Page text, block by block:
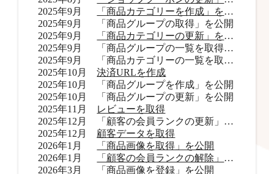
2025年9月
「商品カテゴリーを作成」を公開
2025年9月
「商品グループの取得」を公開
2025年9月
「商品カテゴリーの更新」を公開
2025年9月
「商品グループの一覧を取得」をアップデート
2025年9月
「商品カテゴリーの一覧を取得」をアップデート
2025年10月
決済URLを作成
2025年10月
「商品グループを作成」を公開
2025年10月
「商品グループの更新」を公開
2025年11月
レビューを取得
2025年12月
「顧客の会員ランクの更新」を公開
2025年12月
顧客データを取得
2026年1月
「商品画像を取得」を公開
2026年1月
「顧客の会員ランクの解除」を公開
2026年3月
「商品画像を登録」を公開